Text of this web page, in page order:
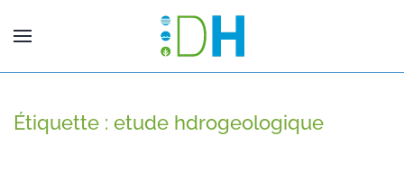
Étiquette : etude hdrogeologique